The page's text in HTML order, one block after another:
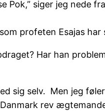
Pok,” siger jeg nede
profeten Esajas har
Har han
sig selv. Men jeg
Danmark rev